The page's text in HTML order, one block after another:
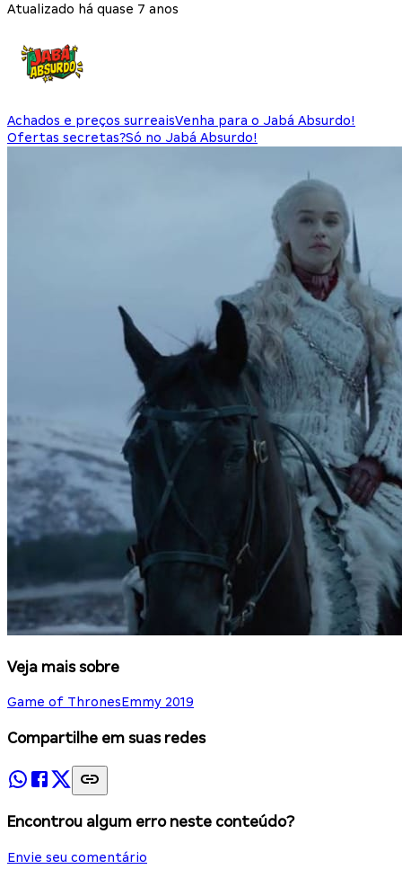
Atualizado há quase 7 anos
Achados e preços surreaisVenha para o Jabá Absurdo!
Ofertas secretas?Só no Jabá Absurdo!
Veja mais sobre
Game of ThronesEmmy 2019
Compartilhe em suas redes
Encontrou algum erro neste conteúdo?
Envie seu comentário